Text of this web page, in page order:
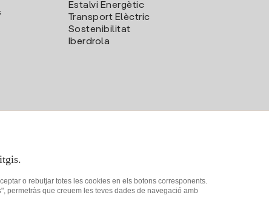
Estalvi Energètic
Transport Elèctric
Sostenibilitat
Iberdrola
o rebutjar totes les cookies en els botons corresponents.
permetràs que creuem les teves dades de navegació amb